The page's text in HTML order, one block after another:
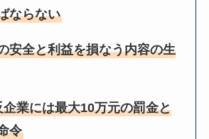
ならない
安全と利益を損なう内容の生
業には最大10万元の罰金と
令